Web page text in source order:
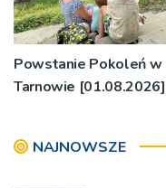
Powstanie Pokoleń w
Tarnowie [01.08.2026]
NAJNOWSZE